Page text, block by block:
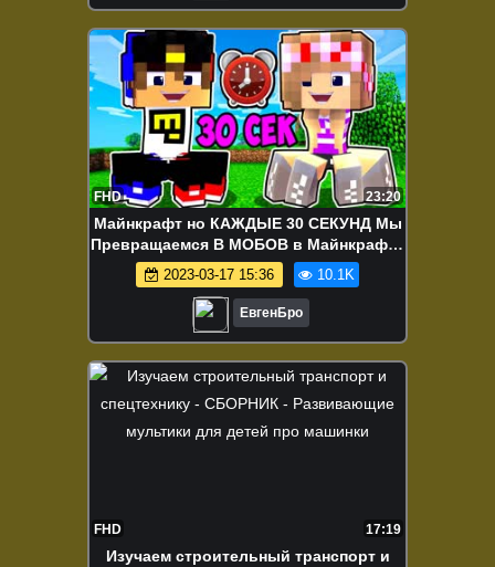
FHD 23:20
Майнкрафт но КАЖДЫЕ 30 СЕКУНД Мы
Превращаемся В МОБОВ в Майнкрафте
Троллинг Ловушка Minecraft
2023-03-17 15:36 10.1K
ЕвгенБро
FHD 17:19
Изучаем строительный транспорт и